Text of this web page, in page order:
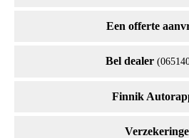
Een offerte
Bel dealer
Finnik